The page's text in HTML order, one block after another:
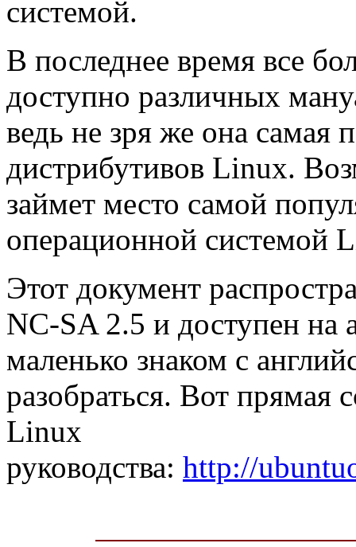
системой.
В последнее время все
доступно различных
ведь не зря же она самая
дистрибутивов Linux.
займет место самой
операционной системой
Этот документ
NC-SA 2.5 и доступен на
маленько знаком с
разобраться. Вот прямая
Linux
руководства: http://